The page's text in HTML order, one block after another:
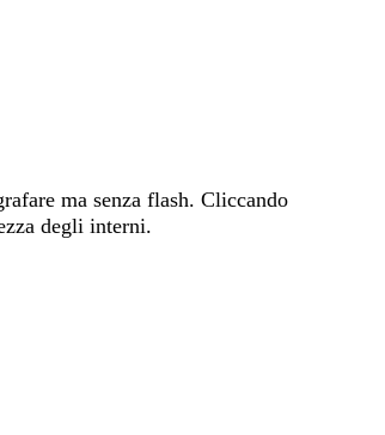
ma senza flash. Cliccando
degli interni.